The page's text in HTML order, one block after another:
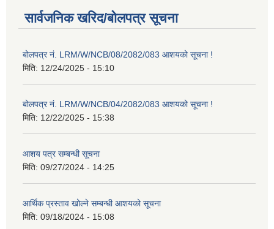
सार्वजनिक खरिद/बोलपत्र सूचना
बोलपत्र नं. LRM/W/NCB/08/2082/083 आशयको सूचना !
मिति: 12/24/2025 - 15:10
बोलपत्र नं. LRM/W/NCB/04/2082/083 आशयको सूचना !
मिति: 12/22/2025 - 15:38
आशय पत्र सम्बन्धी सूचना
मिति: 09/27/2024 - 14:25
आर्थिक प्रस्ताव खोल्ने सम्बन्धी आशयको सूचना
मिति: 09/18/2024 - 15:08